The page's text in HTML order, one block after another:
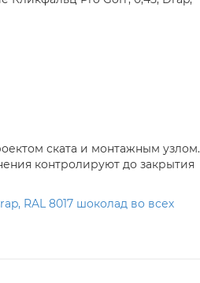
ската и монтажным узлом.
контролируют до закрытия
RAL 8017 шоколад во всех